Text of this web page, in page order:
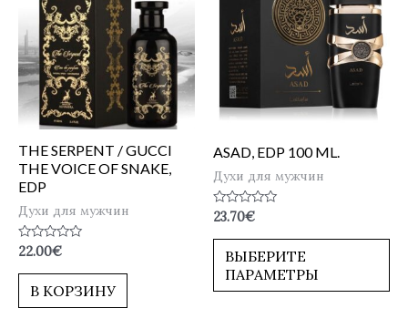
THE SERPENT / GUCCI
THE VOICE OF SNAKE,
EDP
Духи для мужчин
Оценка
из
22.00€
В КОРЗИНУ
ASAD, EDP 100 ML.
Духи для мужчин
Оценка
из
23.70€
ВЫБЕРИТЕ
ПАРАМЕТРЫ